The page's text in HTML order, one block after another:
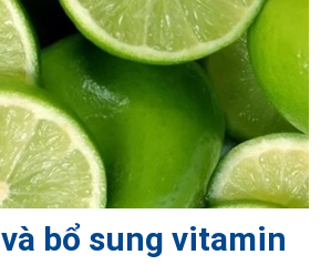
bổ sung vitamin